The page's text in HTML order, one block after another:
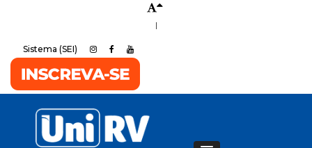
|
Sistema (SEI)